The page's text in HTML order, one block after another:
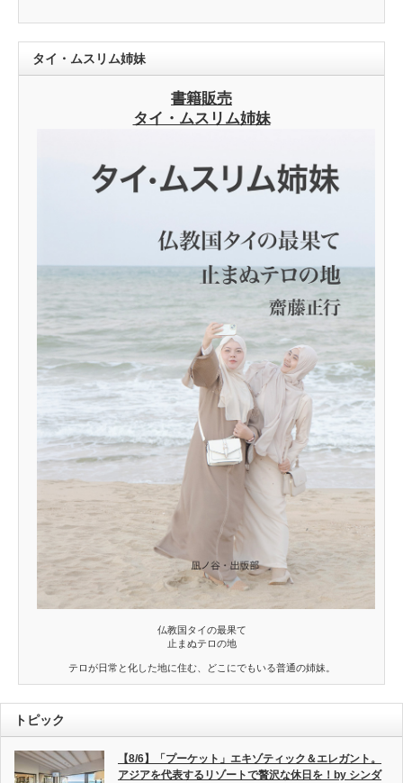
タイ・ムスリム姉妹
書籍販売
タイ・ムスリム姉妹
仏教国タイの最果て
止まぬテロの地
テロが日常と化した地に住む、どこにでもいる普通の姉妹。
トピック
【8/6】「プーケット」エキゾティック＆エレガント。
アジアを代表するリゾートで贅沢な休日を！by シンダ